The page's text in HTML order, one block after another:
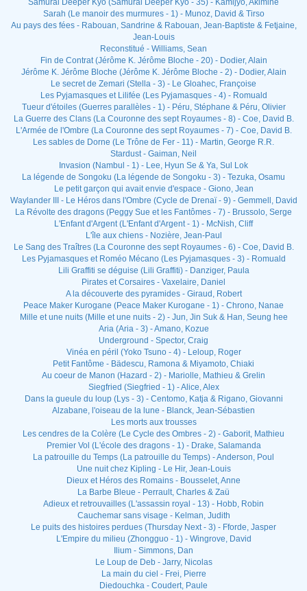
Samurai Deeper Kyo (Samurai Deeper Kyo - 35) - Kamijyo, Akimine
Sarah (Le manoir des murmures - 1) - Munoz, David & Tirso
Au pays des fées - Rabouan, Sandrine & Rabouan, Jean-Baptiste & Fetjaine,
Jean-Louis
Reconstitué - Williams, Sean
Fin de Contrat (Jérôme K. Jérôme Bloche - 20) - Dodier, Alain
Jérôme K. Jérôme Bloche (Jérôme K. Jérôme Bloche - 2) - Dodier, Alain
Le secret de Zemari (Stella - 3) - Le Gloahec, Françoise
Les Pyjamasques et Lilifée (Les Pyjamasques - 4) - Romuald
Tueur d'étoiles (Guerres parallèles - 1) - Péru, Stéphane & Péru, Olivier
La Guerre des Clans (La Couronne des sept Royaumes - 8) - Coe, David B.
L'Armée de l'Ombre (La Couronne des sept Royaumes - 7) - Coe, David B.
Les sables de Dorne (Le Trône de Fer - 11) - Martin, George R.R.
Stardust - Gaiman, Neil
Invasion (Nambul - 1) - Lee, Hyun Se & Ya, Sul Lok
La légende de Songoku (La légende de Songoku - 3) - Tezuka, Osamu
Le petit garçon qui avait envie d'espace - Giono, Jean
Waylander III - Le Héros dans l'Ombre (Cycle de Drenaï - 9) - Gemmell, David
La Révolte des dragons (Peggy Sue et les Fantômes - 7) - Brussolo, Serge
L'Enfant d'Argent (L'Enfant d'Argent - 1) - McNish, Cliff
L'île aux chiens - Nozière, Jean-Paul
Le Sang des Traîtres (La Couronne des sept Royaumes - 6) - Coe, David B.
Les Pyjamasques et Roméo Mécano (Les Pyjamasques - 3) - Romuald
Lili Graffiti se déguise (Lili Graffiti) - Danziger, Paula
Pirates et Corsaires - Vaxelaire, Daniel
A la découverte des pyramides - Giraud, Robert
Peace Maker Kurogane (Peace Maker Kurogane - 1) - Chrono, Nanae
Mille et une nuits (Mille et une nuits - 2) - Jun, Jin Suk & Han, Seung hee
Aria (Aria - 3) - Amano, Kozue
Underground - Spector, Craig
Vinéa en péril (Yoko Tsuno - 4) - Leloup, Roger
Petit Fantôme - Bädescu, Ramona & Miyamoto, Chiaki
Au coeur de Manon (Hazard - 2) - Mariolle, Mathieu & Grelin
Siegfried (Siegfried - 1) - Alice, Alex
Dans la gueule du loup (Lys - 3) - Centomo, Katja & Rigano, Giovanni
Alzabane, l'oiseau de la lune - Blanck, Jean-Sébastien
Les morts aux trousses
Les cendres de la Colère (Le Cycle des Ombres - 2) - Gaborit, Mathieu
Premier Vol (L'école des dragons - 1) - Drake, Salamanda
La patrouille du Temps (La patrouille du Temps) - Anderson, Poul
Une nuit chez Kipling - Le Hir, Jean-Louis
Dieux et Héros des Romains - Bousselet, Anne
La Barbe Bleue - Perrault, Charles & Zaü
Adieux et retrouvailles (L'assassin royal - 13) - Hobb, Robin
Cauchemar sans visage - Kelman, Judith
Le puits des histoires perdues (Thursday Next - 3) - Fforde, Jasper
L'Empire du milieu (Zhongguo - 1) - Wingrove, David
Ilium - Simmons, Dan
Le Loup de Deb - Jarry, Nicolas
La main du ciel - Frei, Pierre
Diedouchka - Coudert, Paule